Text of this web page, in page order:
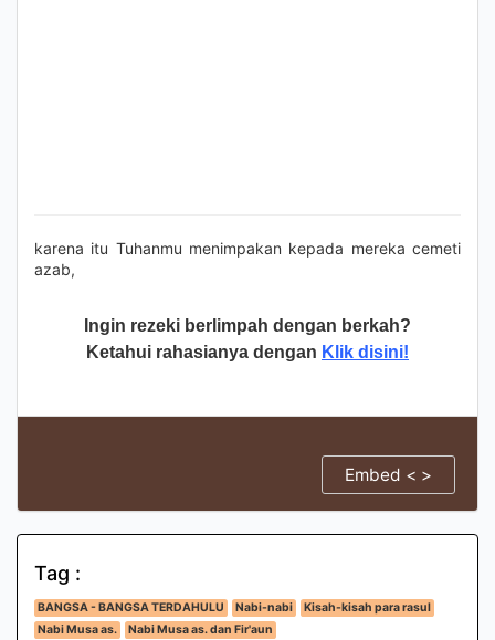
karena itu Tuhanmu menimpakan kepada mereka cemeti
azab,
Ingin rezeki berlimpah dengan berkah?
Ketahui rahasianya dengan Klik disini!
Embed < >
Tag :
BANGSA - BANGSA TERDAHULU Nabi-nabi
Kisah-kisah para rasul
Nabi Musa as.
Nabi Musa as. dan Fir'aun